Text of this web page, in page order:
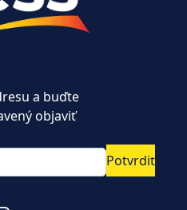
Kúpiť alebo prenajať
dodávku?
Nové autá dostupné
Ušetrite na dlhodobom
a buďte
objaviť
Potvrdiť